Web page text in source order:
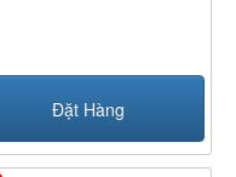
Đặt Hàng